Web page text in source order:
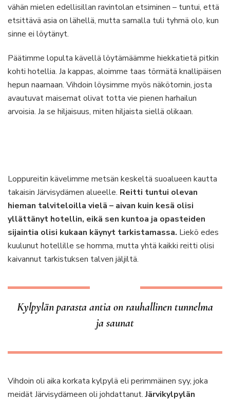
vähän mielen edellisillan ravintolan etsiminen – tuntui, että
etsittävä asia on lähellä, mutta samalla tuli tyhmä olo, kun
sinne ei löytänyt.
Päätimme lopulta kävellä löytämäämme hiekkatietä pitkin
kohti hotellia. Ja kappas, aloimme taas törmätä knallipäisen
hepun naamaan. Vihdoin löysimme myös näkötornin, josta
avautuvat maisemat olivat totta vie pienen harhailun
arvoisia. Ja se hiljaisuus, miten hiljaista siellä olikaan.
Loppureitin kävelimme metsän keskeltä suoalueen kautta
takaisin Järvisydämen alueelle. Reitti tuntui olevan
hieman talviteloilla vielä – aivan kuin kesä olisi
yllättänyt hotellin, eikä sen kuntoa ja opasteiden
sijaintia olisi kukaan käynyt tarkistamassa. Liekö edes
kuulunut hotellille se homma, mutta yhtä kaikki reitti olisi
kaivannut tarkistuksen talven jäljiltä.
Kylpylän parasta antia on rauhallinen tunnelma
ja saunat
Vihdoin oli aika korkata kylpylä eli perimmäinen syy, joka
meidät Järvisydämeen oli johdattanut.Järvikylpylän